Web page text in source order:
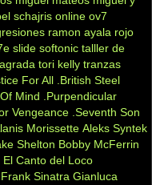
schajris online ov7
ramon ayala rojo
slide softonic talller de
tori kelly tranzas
For All .British Steel
Mind
.Purpendicular
Vengeance .Seventh Son
Morissette Aleks Syntek
Shelton Bobby McFerrin
El Canto del Loco
Frank Sinatra Gianluca